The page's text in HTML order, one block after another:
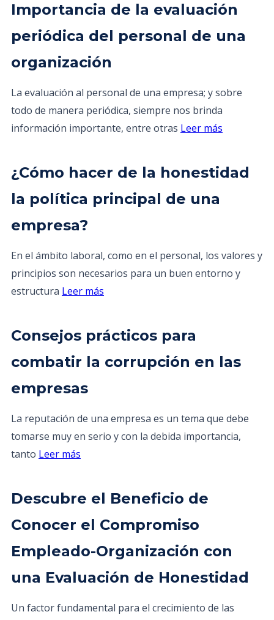
Importancia de la evaluación
periódica del personal de una
organización
La evaluación al personal de una empresa; y sobre
todo de manera periódica, siempre nos brinda
información importante, entre otras Leer más
¿Cómo hacer de la honestidad
la política principal de una
empresa?
En el ámbito laboral, como en el personal, los valores y
principios son necesarios para un buen entorno y
estructura Leer más
Consejos prácticos para
combatir la corrupción en las
empresas
La reputación de una empresa es un tema que debe
tomarse muy en serio y con la debida importancia,
tanto Leer más
Descubre el Beneficio de
Conocer el Compromiso
Empleado-Organización con
una Evaluación de Honestidad
Un factor fundamental para el crecimiento de las